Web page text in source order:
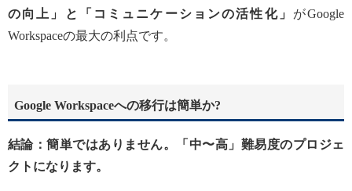
の向上」と「コミュニケーションの活性化」 がGoogle
Workspaceの最大の利点です。
Google Workspaceへの移行は簡単か?
結論：簡単ではありません。「中〜高」難易度のプロジェ
クトになります。